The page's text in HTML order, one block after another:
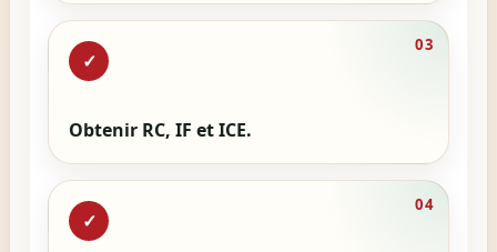
✓
03
Obtenir RC, IF et ICE.
✓
04